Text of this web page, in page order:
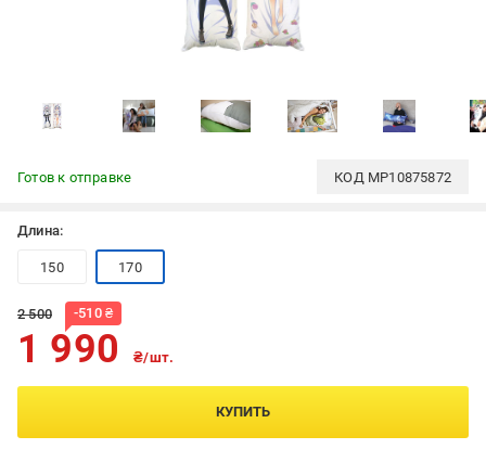
Готов к отправке КОД MP10875872
Длина:
150 170
2 500 -510₴
1 990 ₴/шт.
КУПИТЬ